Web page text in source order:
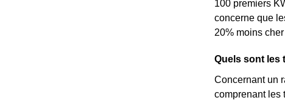
100 premiers
concerne que
20% moins
Quels sont les
Concernant un
comprenant les